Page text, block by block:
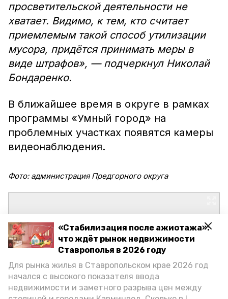
«Стабилизация после ажиотажа»:
что ждёт рынок недвижимости
Ставрополья в 2026 году
Для рынка жилья в Ставропольском крае 2026 год
начался с высокого показателя ввода
недвижимости и заметного разрыва цен между
просветительской деятельности не
хватает. Видимо, к тем, кто считает
приемлемым такой способ утилизации
мусора, придётся принимать меры в
виде штрафов», — подчеркнул Николай
Бондаренко.
В ближайшее время в округе в рамках
программы «Умный город» на
проблемных участках появятся камеры
видеонаблюдения.
Фото: администрация Предгорного округа